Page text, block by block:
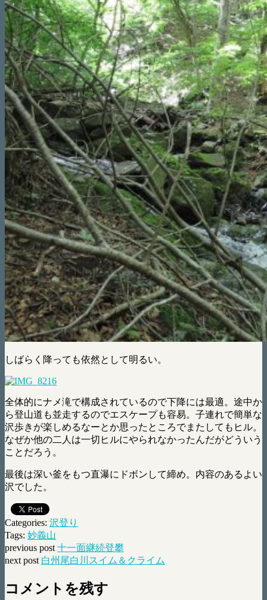
しばらく降っても依然として明るい。
全体的にナメ滝で構成されているので下降には最適。途中か
ら登山道も並走するのでエスケープも容易。子連れで簡単な
沢歩きが楽しめるなーとか思ったところでまたしてもヒル。
なぜか他の二人は一切ヒルにやられなかったんだがどういう
ことだろう。
最後は深い釜をもつ直瀑にドボンして締め。内容のあるよい
沢でした。
Categories: 沢登り
Tags: 妙義山
previous post 十一面継続登攀
next post 白州尾白川スイム＆クライム
コメントを残す